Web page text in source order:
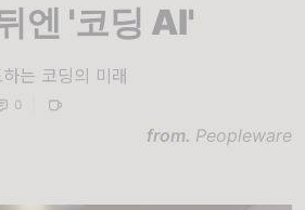
엔 '코딩 AI'
는 코딩의 미래
0
from. Peopleware